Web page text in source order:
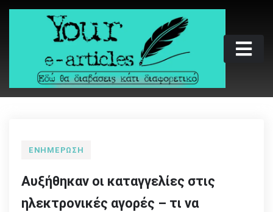
Skip
Your e-articles
Εδώ θα διαβάσεις κάτι διαφορετικό
ΕΝΗΜΈΡΩΣΗ
Αυξήθηκαν οι καταγγελίες στις
ηλεκτρονικές αγορές – τι να